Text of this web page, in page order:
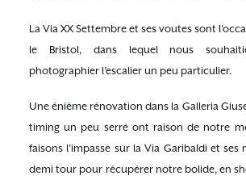
La Via XX Settembre et ses voutes sont
le Bristol, dans lequel nous
photographier l’escalier un peu particulier.
Une énième rénovation dans la Galleria
timing un peu serré ont raison de notre
faisons l’impasse sur la Via Garibaldi et ses
demi tour pour récupérer notre bolide, en